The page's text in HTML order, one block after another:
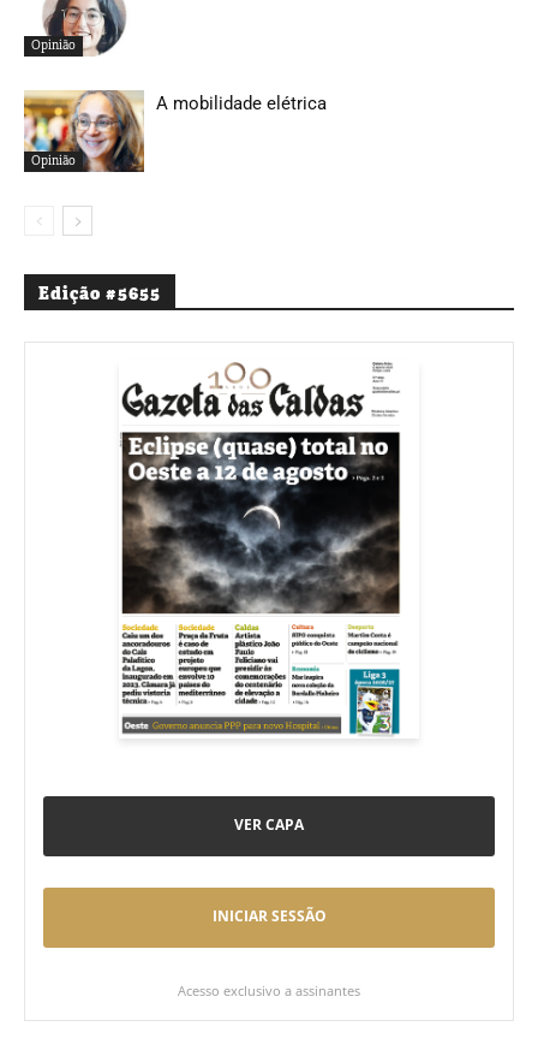
Opinião
Opinião
A mobilidade elétrica
Edição #5655
VER CAPA
INICIAR SESSÃO
Acesso exclusivo a assinantes